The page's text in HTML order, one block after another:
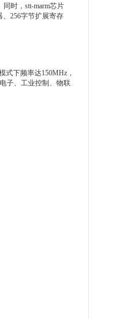
时，stt-marm芯片
256字节扩展寄存
下频率达150MHz，
子、工业控制、物联